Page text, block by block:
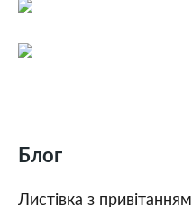
Блог
Листівка з привітанням